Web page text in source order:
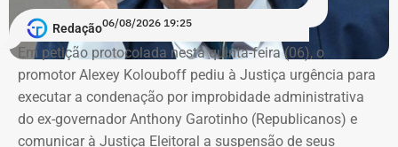
Redação06/08/2026 19:25
Em petição protocolada nesta quinta-feira (06), o
promotor Alexey Kolouboff pediu à Justiça urgência para
executar a condenação por improbidade administrativa
do ex-governador Anthony Garotinho (Republicanos) e
comunicar à Justiça Eleitoral a suspensão de seus